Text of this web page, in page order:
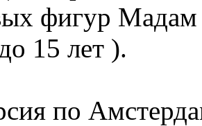
фигур
15 лет ).
по